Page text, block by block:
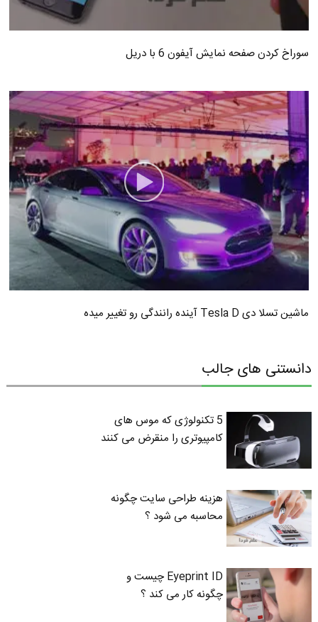
سوراخ کردن صفحه نمایش آیفون 6 با دریل
ماشین تسلا دی Tesla D آینده رانندگی رو تغییر میده
دانستنی های جالب
5 تکنولوژی که موس های
کامپیوتری را منقرض می کنند
هزینه طراحی سایت چگونه
محاسبه می شود ؟
Eyeprint ID چیست و
چگونه کار می کند ؟